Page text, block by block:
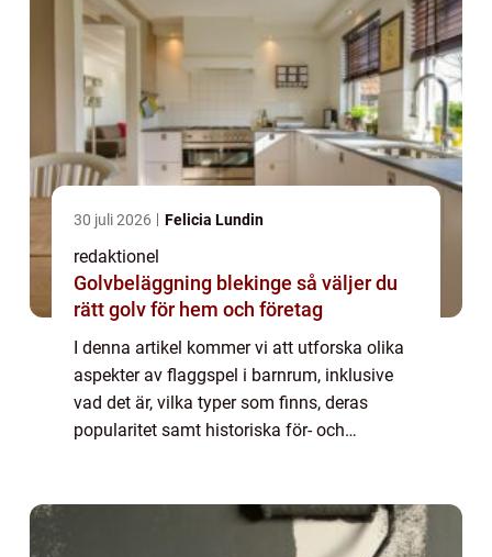
30 juli 2026 Felicia Lundin
redaktionel
Golvbeläggning blekinge så väljer du
rätt golv för hem och företag
I denna artikel kommer vi att utforska olika
aspekter av flaggspel i barnrum, inklusive
vad det är, vilka typer som finns, deras
popularitet samt historiska för- och